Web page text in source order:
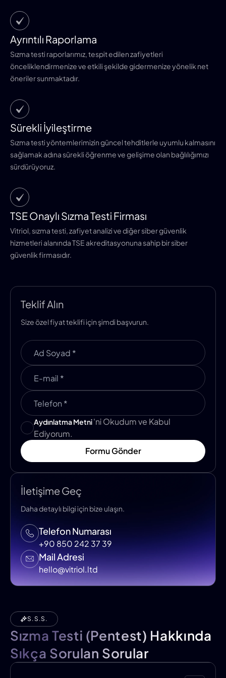
Ayrıntılı Raporlama
Sızma testi raporlarımız, tespit edilen zafiyetleri
önceliklendirmenize ve etkili şekilde gidermenize yönelik net
öneriler sunmaktadır.
Sürekli İyileştirme
Sızma testi yöntemlerimizin güncel tehditlerle uyumlu kalmasını
sağlamak adına sürekli öğrenme ve gelişime olan bağlılığımızı
sürdürüyoruz.
TSE Onaylı Sızma Testi Firması
Vitriol, sızma testi, zafiyet analizi ve diğer siber güvenlik
hizmetleri alanında TSE akreditasyonuna sahip bir siber
güvenlik firmasıdır.
Teklif Alın
Size özel fiyat teklifi için şimdi başvurun.
Aydınlatma Metni'ni Okudum ve Kabul
Ediyorum.
Formu Gönder
İletişime Geç
Daha detaylı bilgi için bize ulaşın.
Telefon Numarası
+90 850 242 37 39
Mail Adresi
hello@vitriol.ltd
S.S.S.
Sızma Testi (Pentest) Hakkında
Sıkça Sorulan Sorular